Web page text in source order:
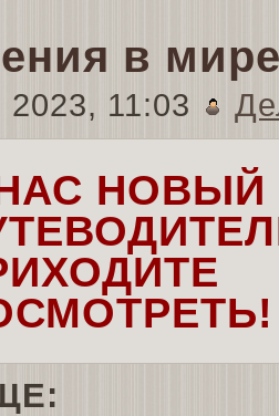
в
11:03
НОВЫЙ